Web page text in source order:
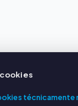
Sobre
técnicamente